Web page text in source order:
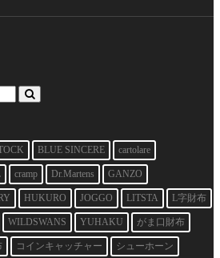
BLUE SINCERE cartolare
cramp Dr.Martens GANZO
HUKURO JOGGO LITSTA L字財布
WILDSWANS YUHAKU がま口財布
コインキャッチャー シューホーン